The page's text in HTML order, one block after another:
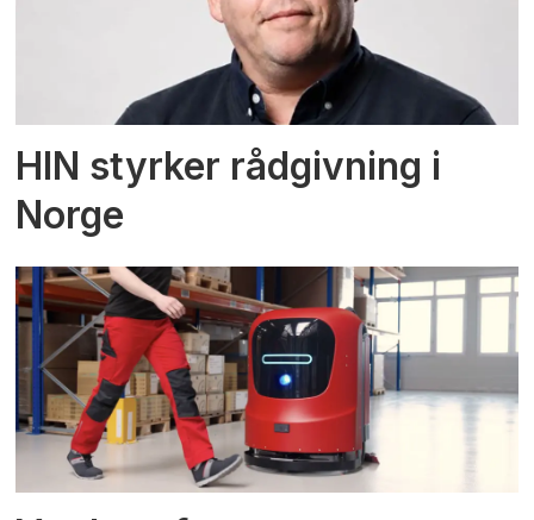
HIN styrker rådgivning i
Norge